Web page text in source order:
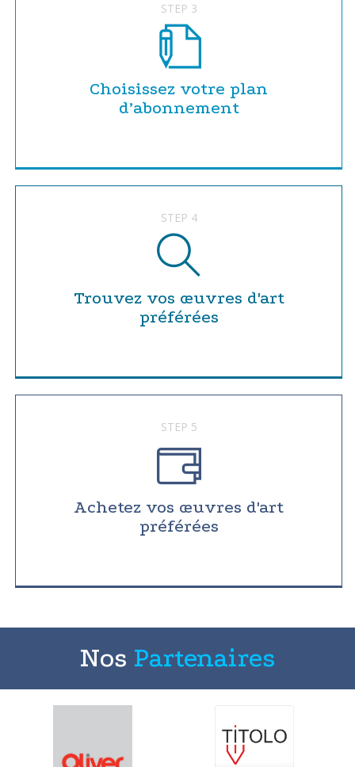
STEP 3
Choisissez votre plan
d’abonnement
STEP 4
Trouvez vos œuvres d'art
préférées
STEP 5
Achetez vos œuvres d'art
préférées
Nos Partenaires